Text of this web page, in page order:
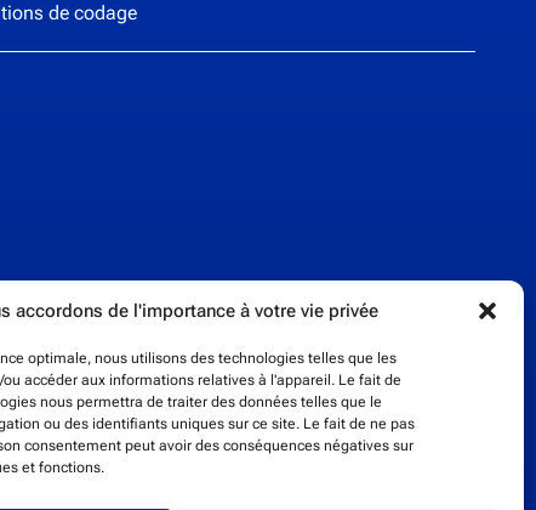
accordons de l'importance à votre vie privée
optimale, nous utilisons des technologies telles que les
accéder aux informations relatives à l'appareil. Le fait de
nous permettra de traiter des données telles que le
ou des identifiants uniques sur ce site. Le fait de ne pas
consentement peut avoir des conséquences négatives sur
et fonctions.
de codage